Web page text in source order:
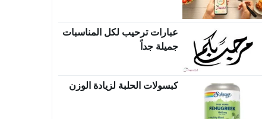
عبارات ترحيب لكل المناسبات
جميلة جداً
كبسولات الحلبة لزيادة الوزن